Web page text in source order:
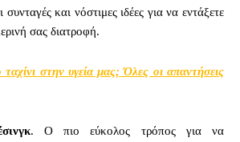
και νόστιμες ιδέες για να εντάξετε
σας διατροφή.
στην υγεία μας; Όλες οι απαντήσεις
. Ο πιο εύκολος τρόπος για να